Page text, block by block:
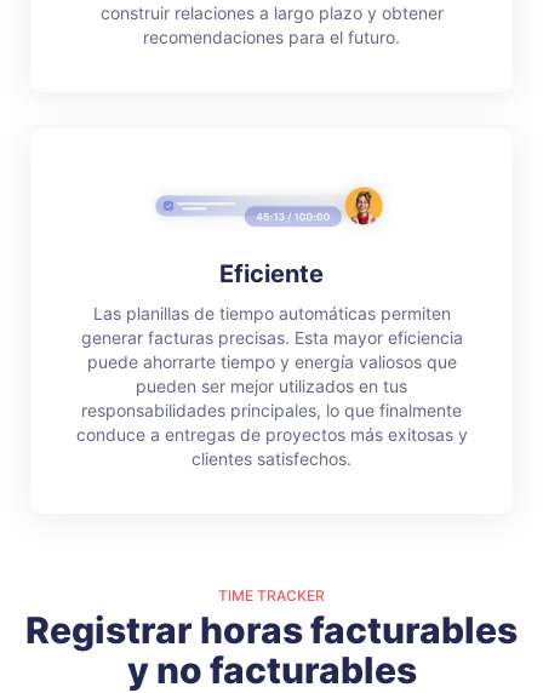
construir relaciones a largo plazo y obtener
recomendaciones para el futuro.
Eficiente
Las planillas de tiempo automáticas permiten
generar facturas precisas. Esta mayor eficiencia
puede ahorrarte tiempo y energía valiosos que
pueden ser mejor utilizados en tus
responsabilidades principales, lo que finalmente
conduce a entregas de proyectos más exitosas y
clientes satisfechos.
TIME TRACKER
Registrar horas facturables
y no facturables